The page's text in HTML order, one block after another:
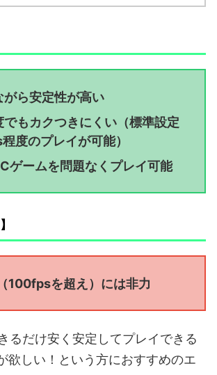
がら安定性が高い
でもカクつきにくい（標準設定
度のプレイが可能）
ゲームを問題なくプレイ可能
100fpsを超え）には非力
るだけ安く安定してプレイできる
欲しい！という方におすすめのエ